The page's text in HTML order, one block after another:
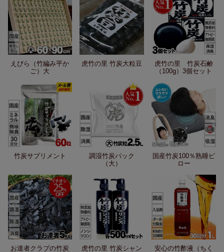
えびら（竹編み平か
ご）大
虎竹の里 竹炭大粒豆
虎竹の里 竹炭石鹸
（100g）3個セット
竹炭サプリメント
調湿竹炭パック
（大）
国産竹炭100％熟睡ピ
ロー
お達者クラブの竹炭
虎竹の里 竹炭シャン
安心の竹酢液（ちく